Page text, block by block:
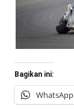
Bagikan ini:
WhatsApp